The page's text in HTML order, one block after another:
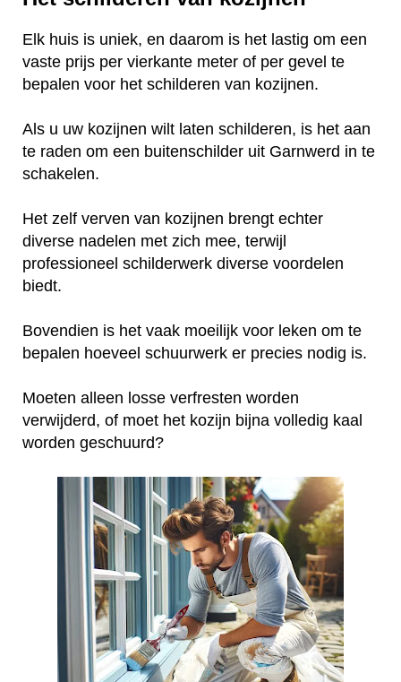
Elk huis is uniek, en daarom is het lastig om een
vaste prijs per vierkante meter of per gevel te
bepalen voor het schilderen van kozijnen.
Als u uw kozijnen wilt laten schilderen, is het aan
te raden om een buitenschilder uit Garnwerd in te
schakelen.
Het zelf verven van kozijnen brengt echter
diverse nadelen met zich mee, terwijl
professioneel schilderwerk diverse voordelen
biedt.
Bovendien is het vaak moeilijk voor leken om te
bepalen hoeveel schuurwerk er precies nodig is.
Moeten alleen losse verfresten worden
verwijderd, of moet het kozijn bijna volledig kaal
worden geschuurd?